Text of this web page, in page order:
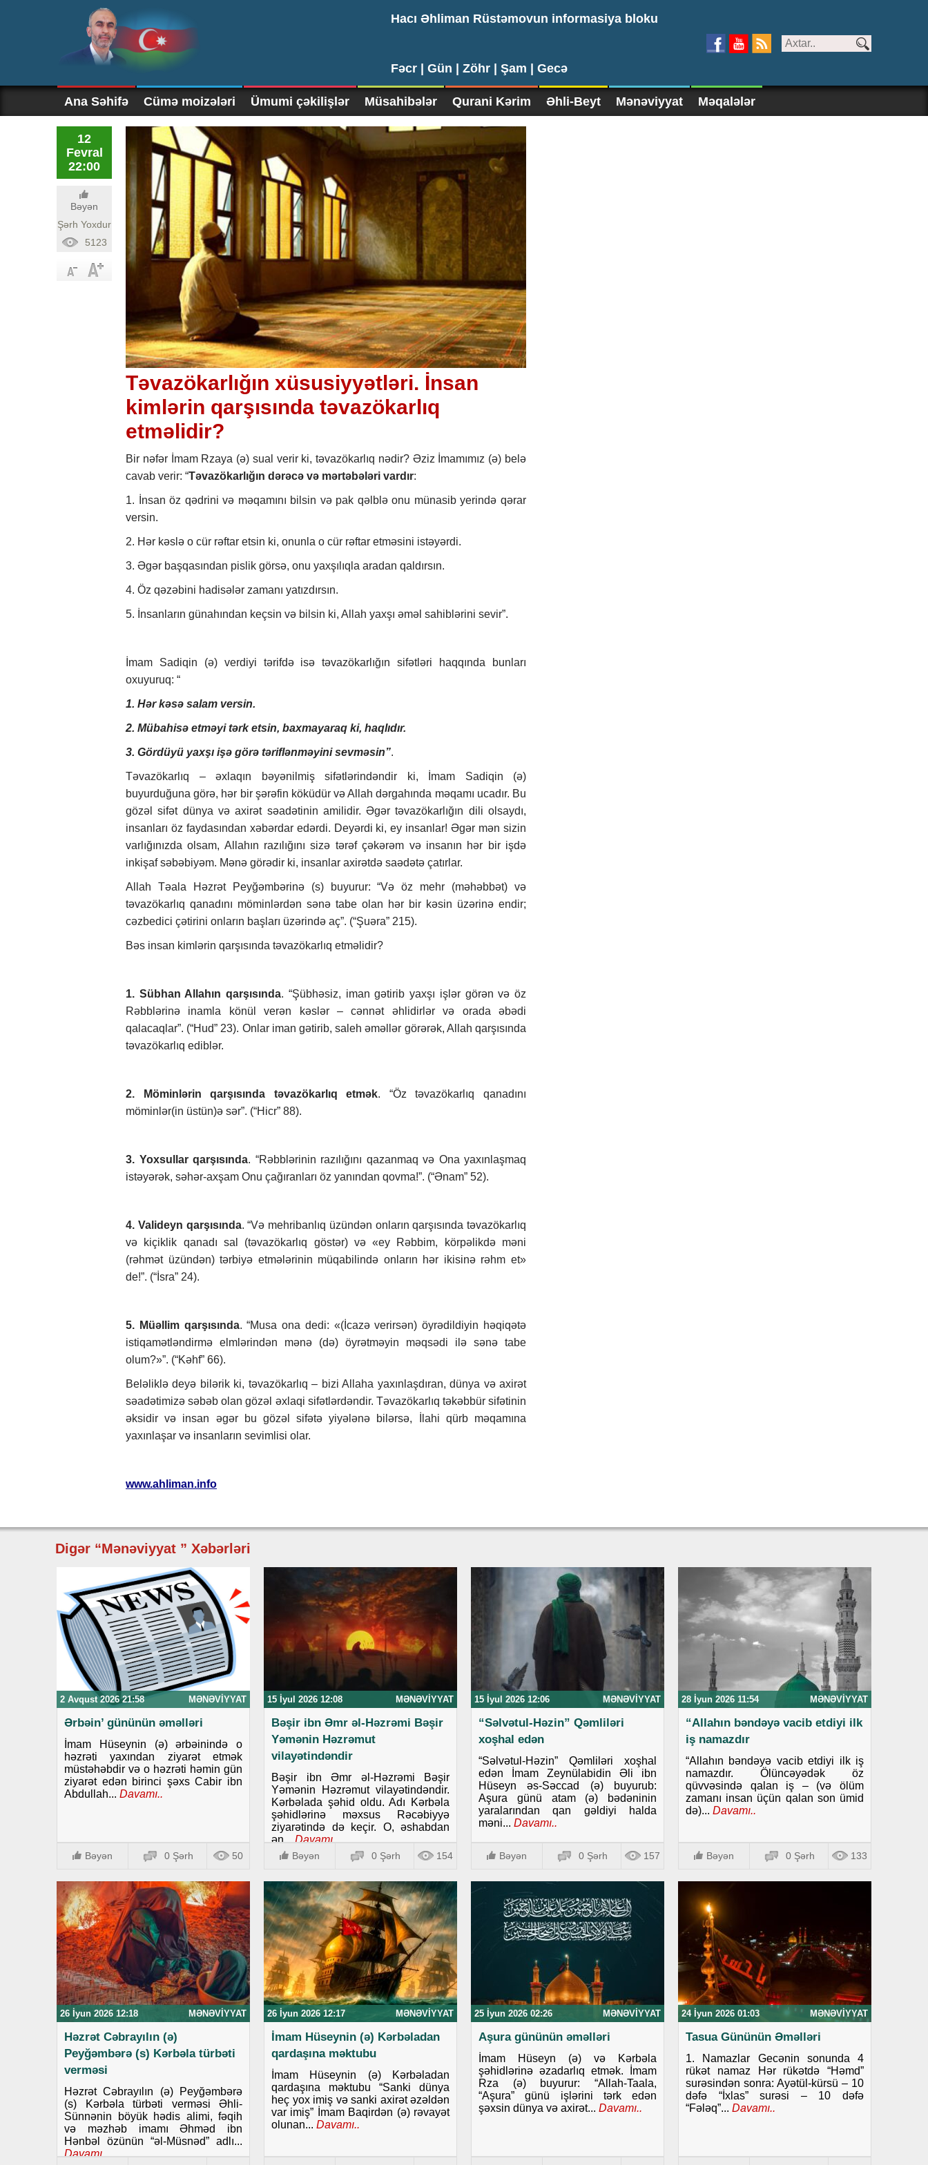
Hacı Əhliman Rüstəmovun informasiya bloku
Fəcr | Gün | Zöhr | Şam | Gecə
Ana Səhifə Cümə moizələri Ümumi çəkilişlər Müsahibələr Qurani Kərim Əhli-Beyt Mənəviyyat Məqalələr
12
Fevral
22:00
Bəyən
Şərh Yoxdur
5123
Təvazökarlığın xüsusiyyətləri. İnsan
kimlərin qarşısında təvazökarlıq
etməlidir?
Bir nəfər İmam Rzaya (ə) sual verir ki, təvazökarlıq nədir? Əziz İmamımız (ə) belə
cavab verir: “Təvazökarlığın dərəcə və mərtəbələri vardır:
1. İnsan öz qədrini və məqamını bilsin və pak qəlblə onu münasib yerində qərar
versin.
2. Hər kəslə o cür rəftar etsin ki, onunla o cür rəftar etməsini istəyərdi.
3. Əgər başqasından pislik görsə, onu yaxşılıqla aradan qaldırsın.
4. Öz qəzəbini hadisələr zamanı yatızdırsın.
5. İnsanların günahından keçsin və bilsin ki, Allah yaxşı əməl sahiblərini sevir”.
İmam Sadiqin (ə) verdiyi tərifdə isə təvazökarlığın sifətləri haqqında bunları
oxuyuruq: “
1. Hər kəsə salam versin.
2. Mübahisə etməyi tərk etsin, baxmayaraq ki, haqlıdır.
3. Gördüyü yaxşı işə görə təriflənməyini sevməsin”.
Təvazökarlıq – əxlaqın bəyənilmiş sifətlərindəndir ki, İmam Sadiqin (ə)
buyurduğuna görə, hər bir şərəfin köküdür və Allah dərgahında məqamı ucadır. Bu
gözəl sifət dünya və axirət səadətinin amilidir. Əgər təvazökarlığın dili olsaydı,
insanları öz faydasından xəbərdar edərdi. Deyərdi ki, ey insanlar! Əgər mən sizin
varlığınızda olsam, Allahın razılığını sizə tərəf çəkərəm və insanın hər bir işdə
inkişaf səbəbiyəm. Mənə görədir ki, insanlar axirətdə saədətə çatırlar.
Allah Təala Həzrət Peyğəmbərinə (s) buyurur: “Və öz mehr (məhəbbət) və
təvazökarlıq qanadını möminlərdən sənə tabe olan hər bir kəsin üzərinə endir;
cəzbedici çətirini onların başları üzərində aç”. (“Şuəra” 215).
Bəs insan kimlərin qarşısında təvazökarlıq etməlidir?
1. Sübhan Allahın qarşısında. “Şübhəsiz, iman gətirib yaxşı işlər görən və öz
Rəbblərinə inamla könül verən kəslər – cənnət əhlidirlər və orada əbədi
qalacaqlar”. (“Hud” 23). Onlar iman gətirib, saleh əməllər görərək, Allah qarşısında
təvazökarlıq ediblər.
2. Möminlərin qarşısında təvazökarlıq etmək. “Öz təvazökarlıq qanadını
möminlər(in üstün)ə sər”. (“Hicr” 88).
3. Yoxsullar qarşısında. “Rəbblərinin razılığını qazanmaq və Ona yaxınlaşmaq
istəyərək, səhər-axşam Onu çağıranları öz yanından qovma!”. (“Ənam” 52).
4. Valideyn qarşısında. “Və mehribanlıq üzündən onların qarşısında təvazökarlıq
və kiçiklik qanadı sal (təvazökarlıq göstər) və «ey Rəbbim, körpəlikdə məni
(rəhmət üzündən) tərbiyə etmələrinin müqabilində onların hər ikisinə rəhm et»
de!”. (“İsra” 24).
5. Müəllim qarşısında. “Musa ona dedi: «(İcazə verirsən) öyrədildiyin həqiqətə
istiqamətləndirmə elmlərindən mənə (də) öyrətməyin məqsədi ilə sənə tabe
olum?»”. (“Kəhf” 66).
Beləliklə deyə bilərik ki, təvazökarlıq – bizi Allaha yaxınlaşdıran, dünya və axirət
səadətimizə səbəb olan gözəl əxlaqi sifətlərdəndir. Təvazökarlıq təkəbbür sifətinin
əksidir və insan əgər bu gözəl sifətə yiyələnə bilərsə, İlahi qürb məqamına
yaxınlaşar və insanların sevimlisi olar.
www.ahliman.info
Digər “Mənəviyyat ” Xəbərləri
2 Avqust 2026 21:58 MƏNƏVIYYAT
Ərbəin’ gününün əməlləri
İmam Hüseynin (ə) ərbəinində o
həzrəti yaxından ziyarət etmək
müstəhəbdir və o həzrəti həmin gün
ziyarət edən birinci şəxs Cabir ibn
Abdullah... Davamı..
Bəyən 0 Şərh 50
15 İyul 2026 12:08 MƏNƏVIYYAT
Bəşir ibn Əmr əl-Həzrəmi Bəşir
Yəmənin Həzrəmut
vilayətindəndir
Bəşir ibn Əmr əl-Həzrəmi Bəşir
Yəmənin Həzrəmut vilayətindəndir.
Kərbəlada şəhid oldu. Adı Kərbəla
şəhidlərinə məxsus Rəcəbiyyə
ziyarətində də keçir. O, əshabdan
ən...Davamı..
Bəyən 0 Şərh 154
15 İyul 2026 12:06 MƏNƏVIYYAT
“Səlvətul-Həzin” Qəmliləri
xoşhal edən
“Səlvətul-Həzin” Qəmliləri xoşhal
edən İmam Zeynülabidin Əli ibn
Hüseyn əs-Səccad (ə) buyurub:
Aşura günü atam (ə) bədəninin
yaralarından qan gəldiyi halda
məni... Davamı..
Bəyən 0 Şərh 157
28 İyun 2026 11:54 MƏNƏVIYYAT
“Allahın bəndəyə vacib etdiyi ilk
iş namazdır
“Allahın bəndəyə vacib etdiyi ilk iş
namazdır. Ölüncəyədək öz
qüvvəsində qalan iş – (və ölüm
zamanı insan üçün qalan son ümid
də)... Davamı..
Bəyən 0 Şərh 133
26 İyun 2026 12:18 MƏNƏVIYYAT
Həzrət Cəbrayılın (ə)
Peyğəmbərə (s) Kərbəla türbəti
verməsi
Həzrət Cəbrayılın (ə) Peyğəmbərə
(s) Kərbəla türbəti verməsi Əhli-
Sünnənin böyük hədis alimi, fəqih
və məzhəb imamı Əhməd ibn
Hənbəl özünün “əl-Müsnəd” adlı...
Davamı..
26 İyun 2026 12:17 MƏNƏVIYYAT
İmam Hüseynin (ə) Kərbəladan
qardaşına məktubu
İmam Hüseynin (ə) Kərbəladan
qardaşına məktubu “Sanki dünya
heç yox imiş və sanki axirət əzəldən
var imiş” İmam Baqirdən (ə) rəvayət
olunan... Davamı..
25 İyun 2026 02:26 MƏNƏVIYYAT
Aşura gününün əməlləri
İmam Hüseyn (ə) və Kərbəla
şəhidlərinə əzadarlıq etmək. İmam
Rza (ə) buyurur: “Allah-Taala,
“Aşura” günü işlərini tərk edən
şəxsin dünya və axirət... Davamı..
24 İyun 2026 01:03 MƏNƏVIYYAT
Tasua Gününün Əməlləri
1. Namazlar Gecənin sonunda 4
rükət namaz Hər rükətdə “Həmd”
surəsindən sonra: Ayətül-kürsü – 10
dəfə “İxlas” surəsi – 10 dəfə
“Fələq”... Davamı..